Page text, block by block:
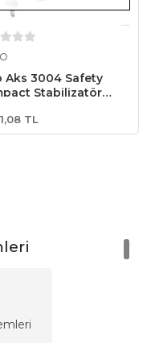
Aks 3004 Safety
Stabilizatör
TL